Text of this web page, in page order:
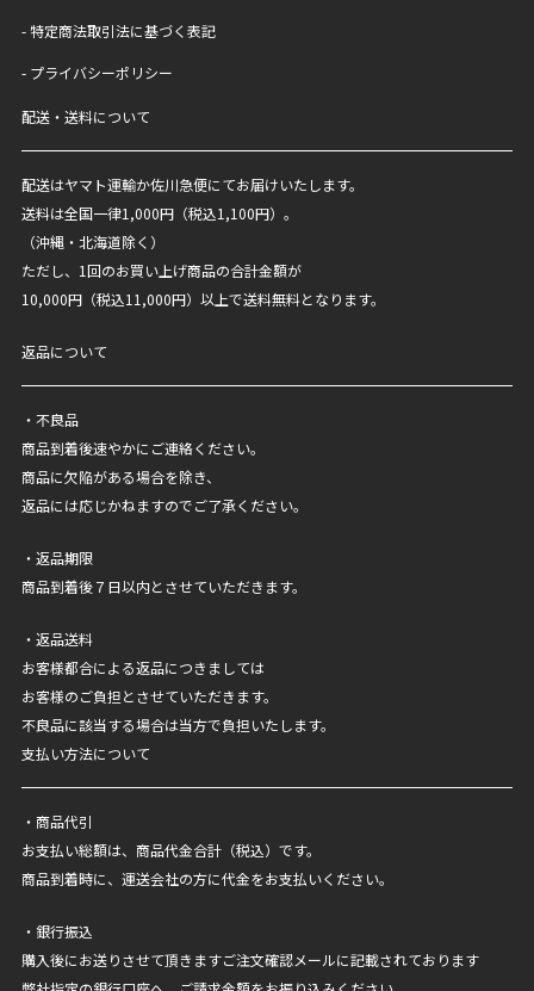
- 特定商法取引法に基づく表記
- プライバシーポリシー
配送・送料について
配送はヤマト運輸か佐川急便にてお届けいたします。
送料は全国一律1,000円（税込1,100円）。
（沖縄・北海道除く）
ただし、1回のお買い上げ商品の合計金額が
10,000円（税込11,000円）以上で送料無料となります。
返品について
・不良品
商品到着後速やかにご連絡ください。
商品に欠陥がある場合を除き、
返品には応じかねますのでご了承ください。
・返品期限
商品到着後７日以内とさせていただきます。
・返品送料
お客様都合による返品につきましては
お客様のご負担とさせていただきます。
不良品に該当する場合は当方で負担いたします。
支払い方法について
・商品代引
お支払い総額は、商品代金合計（税込）です。
商品到着時に、運送会社の方に代金をお支払いください。
・銀行振込
購入後にお送りさせて頂きますご注文確認メールに記載されております